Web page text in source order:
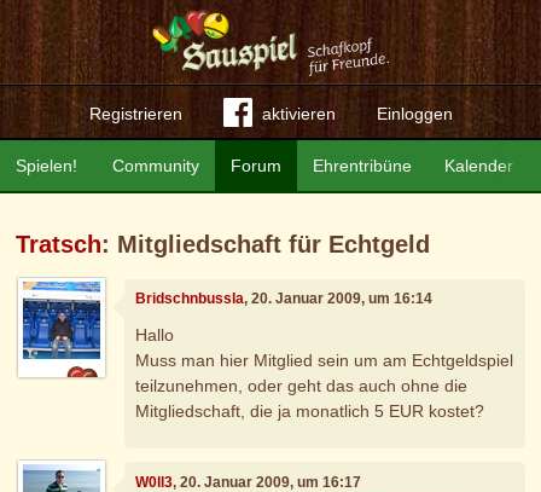
Registrieren aktivieren Einloggen
Community Forum Ehrentribüne Kalender
Spielen!
Tratsch: Mitgliedschaft für Echtgeld
Bridschnbussla, 20. Januar 2009, um 16:14
Hallo
Muss man hier Mitglied sein um am Echtgeldspiel
teilzunehmen, oder geht das auch ohne die
Mitgliedschaft, die ja monatlich 5 EUR kostet?
W0ll3, 20. Januar 2009, um 16:17